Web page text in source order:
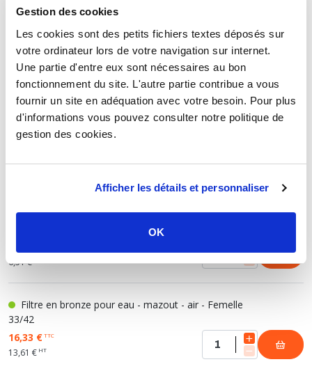
Gestion des cookies
Les cookies sont des petits fichiers textes déposés sur
votre ordinateur lors de votre navigation sur internet.
Une partie d'entre eux sont nécessaires au bon
fonctionnement du site. L'autre partie contribue a vous
fournir un site en adéquation avec votre besoin. Pour plus
d'informations vous pouvez consulter notre politique de
gestion des cookies.
Afficher les détails et personnaliser
OK
Filtre en bronze pour eau - mazout - air - Femelle
15/21
6,01 € TTC
5,01 € HT
Filtre en bronze pour eau - mazout - air - Femelle
20/27
Filtre en bronze pour eau - mazout - air - Femelle
6,51 €
Filtre en bronze pour eau - mazout - air - Femelle
33/42
16,33 €TTC
13,61 € HT